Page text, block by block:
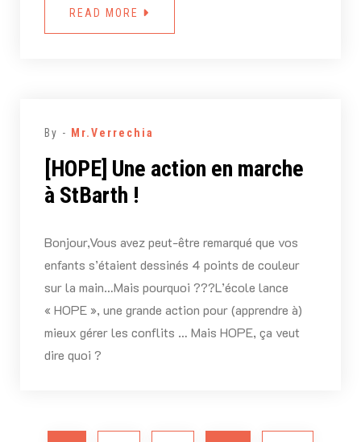
READ MORE
By - Mr.Verrechia
[HOPE] Une action en marche
à StBarth !
Bonjour,Vous avez peut-être remarqué que vos
enfants s’étaient dessinés 4 points de couleur
sur la main…Mais pourquoi ???L’école lance
« HOPE », une grande action pour (apprendre à)
mieux gérer les conflits … Mais HOPE, ça veut
dire quoi ?